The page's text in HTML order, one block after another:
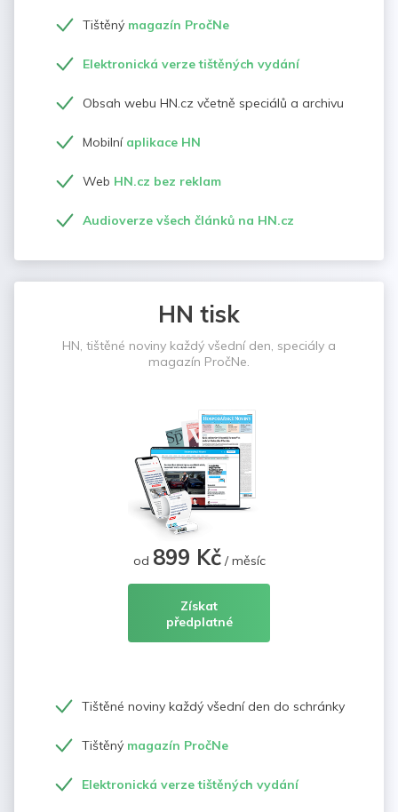
Tištěný magazín PročNe
Elektronická verze tištěných vydání
Obsah webu HN.cz včetně speciálů a archivu
Mobilní aplikace HN
Web HN.cz bez reklam
Audioverze všech článků na HN.cz
HN tisk
HN, tištěné noviny každý všední den, speciály a
magazín PročNe.
od 899 Kč/ měsíc
Získat
předplatné
Tištěné noviny každý všední den do schránky
Tištěný magazín PročNe
Elektronická verze tištěných vydání